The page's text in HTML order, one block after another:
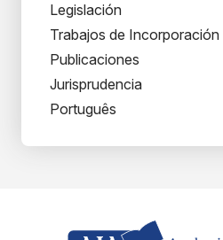
Legislación
Trabajos de Incorporación
Publicaciones
Jurisprudencia
Português